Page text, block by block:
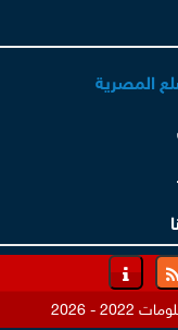
المصرية
- 2026